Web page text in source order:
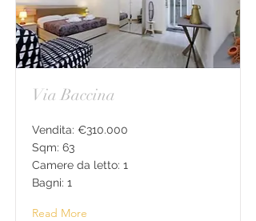
Via Baccina
Vendita: €310.000
Sqm: 63
Camere da letto: 1
Bagni: 1
Read More